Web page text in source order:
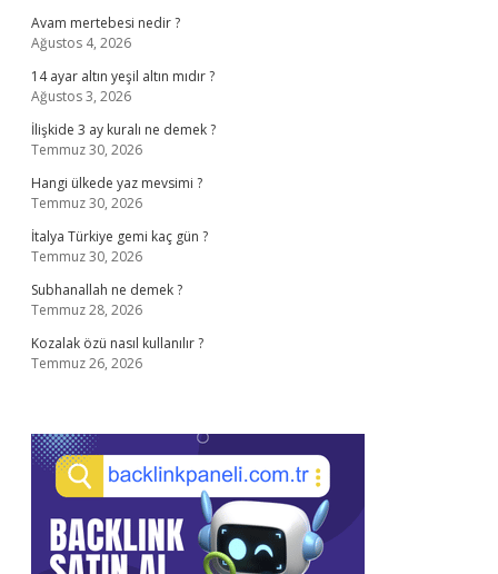
Avam mertebesi nedir ?
Ağustos 4, 2026
14 ayar altın yeşil altın mıdır ?
Ağustos 3, 2026
İlişkide 3 ay kuralı ne demek ?
Temmuz 30, 2026
Hangi ülkede yaz mevsimi ?
Temmuz 30, 2026
İtalya Türkiye gemi kaç gün ?
Temmuz 30, 2026
Subhanallah ne demek ?
Temmuz 28, 2026
Kozalak özü nasıl kullanılır ?
Temmuz 26, 2026